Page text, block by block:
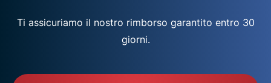
Ti assicuriamo il nostro rimborso garantito entro 30
giorni.